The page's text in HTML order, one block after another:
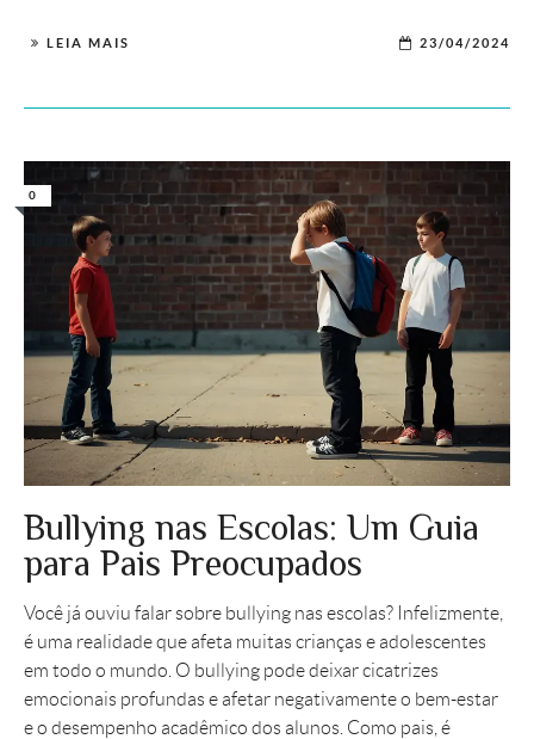
LEIA MAIS 23/04/2024
0
Bullying nas Escolas: Um Guia
para Pais Preocupados
Você já ouviu falar sobre bullying nas escolas? Infelizmente,
é uma realidade que afeta muitas crianças e adolescentes
em todo o mundo. O bullying pode deixar cicatrizes
emocionais profundas e afetar negativamente o bem-estar
e o desempenho acadêmico dos alunos. Como pais, é